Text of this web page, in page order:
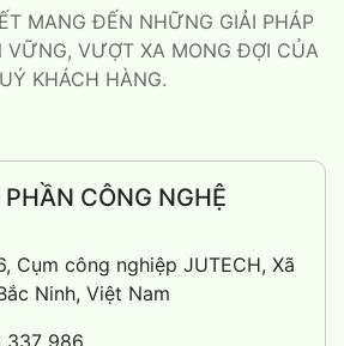
MANG ĐẾN NHỮNG GIẢI PHÁP
VỮNG, VƯỢT XA MONG ĐỢI CỦA
KHÁCH HÀNG.
CÔNG NGHỆ
Cụm công nghiệp JUTECH, Xã
Ninh, Việt Nam